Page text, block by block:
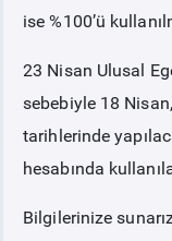
ise %100’ü
23 Nisan Ulusal
sebebiyle 18
tarihlerinde
hesabında
Bilgilerinize